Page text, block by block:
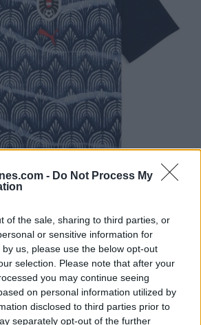
- Do Not Process My
of the sale, sharing to third parties, or
or sensitive information for
us, please use the below opt-out
selection. Please note that after your
you may continue seeing
on personal information utilized by
disclosed to third parties prior to
separately opt-out of the further